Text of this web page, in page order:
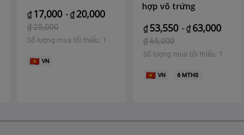
₫ 17,000 -₫ 20,000
₫25,000
Số lượng mua tối thiểu: 1
VN
hợp võ trứng
₫ 53,550 -₫ 63,000
₫65,000
Số lượng mua tối thiểu: 1
VN 6 MTHS